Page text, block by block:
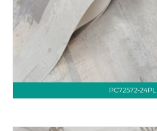
PC72572-24PL